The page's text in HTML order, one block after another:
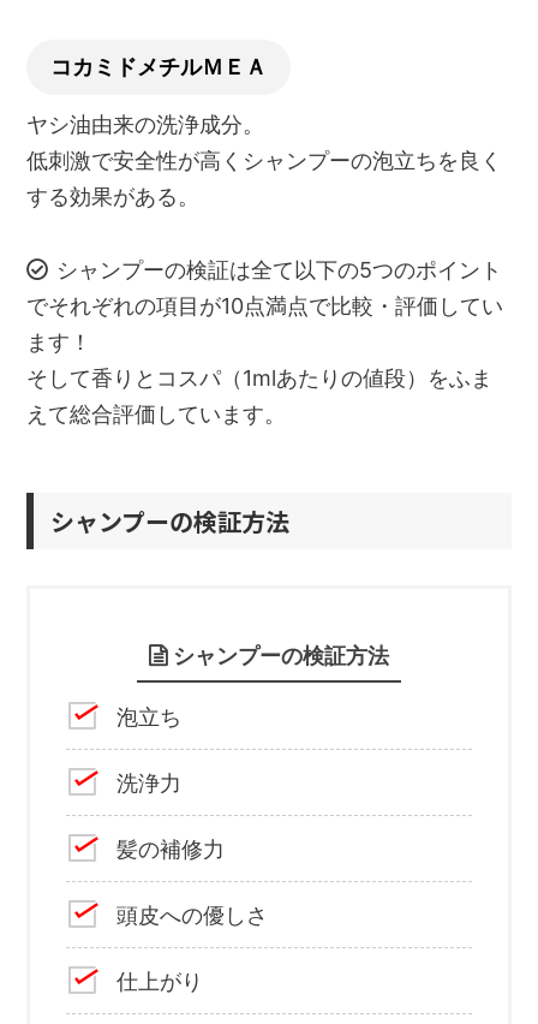
コカミドメチルＭＥＡ
ヤシ油由来の洗浄成分。
低刺激で安全性が高くシャンプーの泡立ちを良く
する効果がある。
シャンプーの検証は全て以下の5つのポイント
でそれぞれの項目が10点満点で比較・評価してい
ます！
そして香りとコスパ（1mlあたりの値段）をふま
えて総合評価しています。
シャンプーの検証方法
シャンプーの検証方法
泡立ち
洗浄力
髪の補修力
頭皮への優しさ
仕上がり